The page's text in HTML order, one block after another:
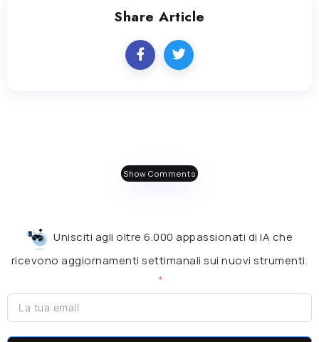
Share Article
Show Comments
Unisciti agli oltre 6.000 appassionati di IA che
ricevono aggiornamenti settimanali sui nuovi strumenti.